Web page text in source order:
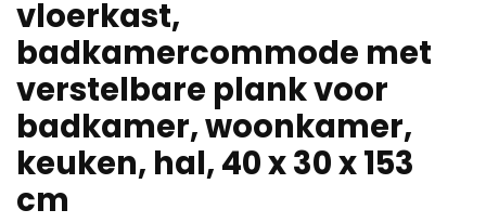
vloerkast,
badkamercommode met
verstelbare plank voor
badkamer, woonkamer,
keuken, hal, 40 x 30 x 153
cm